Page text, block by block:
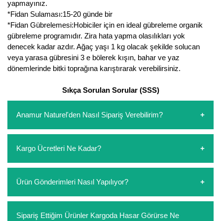
yapmayınız.
*Fidan Sulaması:15-20 günde bir
*Fidan Gübrelemesi:Hobiciler için en ideal gübreleme organik
gübreleme programıdır. Zira hata yapma olasılıkları yok
denecek kadar azdır. Ağaç yaşı 1 kg olacak şekilde solucan
veya yarasa gübresini 3 e bölerek kışın, bahar ve yaz
dönemlerinde bitki toprağına karıştırarak verebilirsiniz.
Sıkça Sorulan Sorular (SSS)
Anamur Naturel'den Nasıl Sipariş Verebilirim?
oluşturarak,iletişim numaralarımızdan bizi arayarak veya
whatsapp hattımızdan bizlere isteklerinizi yazarak sipariş
ödemelerini sipariş verdikten sonra havale/eft veya sipariş
Kargo Ücretleri Ne Kadar?
etmeyin diye 1500 lira ve üzerindeki siparişlerinizde
kargoyu biz karşılıyoruz. 1500 Lira altında kalan
kargo ücreti ödeme aşamasında sepetinize eklenecektir.
Ürün Gönderimleri Nasıl Yapılıyor?
paketlenip gönderim yapılmaktadır.
Sipariş Ettiğim Ürünler Kargoda Hasar Görürse Ne